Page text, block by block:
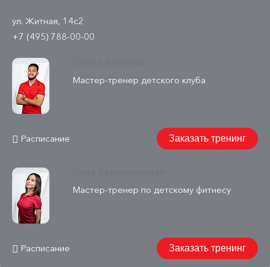
ул. Житная, 14с2
+7 (495) 788-00-00
Мастер-тренер детского клуба
Расписание Заказать тренинг
Мастер-тренер по детскому фитнесу
Расписание Заказать тренинг